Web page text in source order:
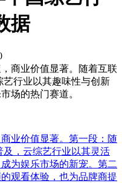
据
商业价值显著。随着互联
艺行业以其趣味性与创新
场的热门赛道。
业价值显著。第一段：随
，云综艺行业以其灵活
为娱乐市场的新宠。第二
观看体验，也为品牌商提